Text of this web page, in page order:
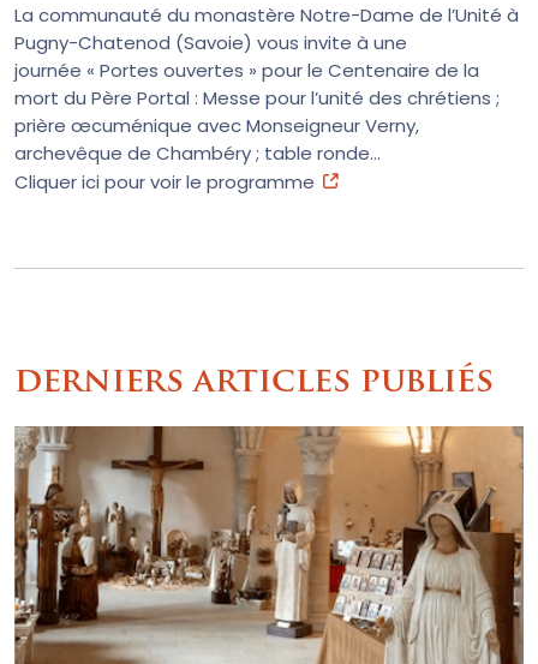
La communauté du monastère Notre-Dame de l’Unité à
Pugny-Chatenod (Savoie) vous invite à une
journée « Portes ouvertes » pour le Centenaire de la
mort du Père Portal : Messe pour l’unité des chrétiens ;
prière œcuménique avec Monseigneur Verny,
archevêque de Chambéry ; table ronde…
Cliquer ici pour voir le programme
derniers articles publiés